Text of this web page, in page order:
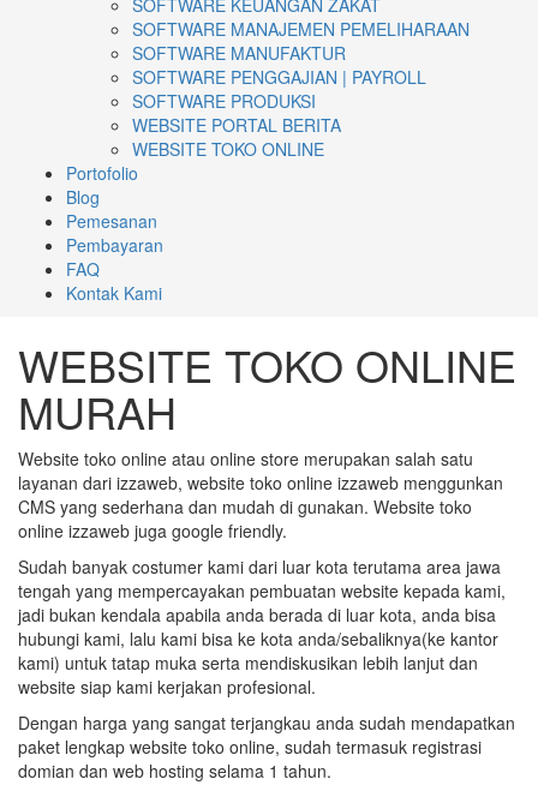
SOFTWARE KEUANGAN ZAKAT
SOFTWARE MANAJEMEN PEMELIHARAAN
SOFTWARE MANUFAKTUR
SOFTWARE PENGGAJIAN | PAYROLL
SOFTWARE PRODUKSI
WEBSITE PORTAL BERITA
WEBSITE TOKO ONLINE
Portofolio
Blog
Pemesanan
Pembayaran
FAQ
Kontak Kami
WEBSITE TOKO ONLINE
MURAH
Website toko online atau online store merupakan salah satu
layanan dari izzaweb, website toko online izzaweb menggunkan
CMS yang sederhana dan mudah di gunakan. Website toko
online izzaweb juga google friendly.
Sudah banyak costumer kami dari luar kota terutama area jawa
tengah yang mempercayakan pembuatan website kepada kami,
jadi bukan kendala apabila anda berada di luar kota, anda bisa
hubungi kami, lalu kami bisa ke kota anda/sebaliknya(ke kantor
kami) untuk tatap muka serta mendiskusikan lebih lanjut dan
website siap kami kerjakan profesional.
Dengan harga yang sangat terjangkau anda sudah mendapatkan
paket lengkap website toko online, sudah termasuk registrasi
domian dan web hosting selama 1 tahun.